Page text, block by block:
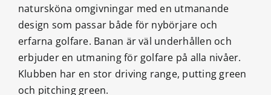
natursköna omgivningar med en utmanande
design som passar både för nybörjare och
erfarna golfare. Banan är väl underhållen och
erbjuder en utmaning för golfare på alla nivåer.
Klubben har en stor driving range, putting green
och pitching green.